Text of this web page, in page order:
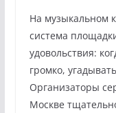
На музыкальном
система
удовольствия:
громко,
Организаторы
Москве